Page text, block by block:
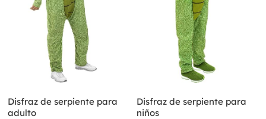
Disfraz de serpiente para
adulto
Disfraz de serpiente para
niños